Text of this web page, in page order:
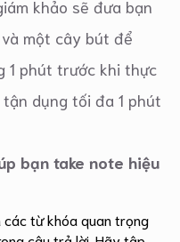
khảo sẽ đưa bạn
một cây bút để
1 phút trước khi thực
dụng tối đa 1 phút
bạn take note hiệu
các từ khóa quan trọng